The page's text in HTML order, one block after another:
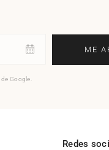
ME
Google.
Redes